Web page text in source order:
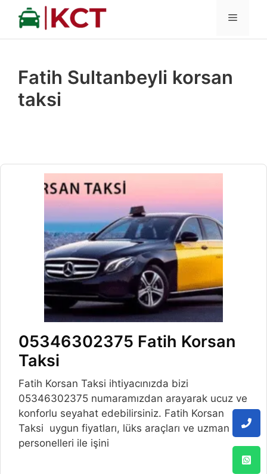
İçeriğe
MENÜ
Fatih Sultanbeyli korsan
taksi
05346302375 Fatih Korsan
Taksi
Fatih Korsan Taksi ihtiyacınızda bizi
05346302375 numaramızdan arayarak ucuz ve
konforlu seyahat edebilirsiniz. Fatih Korsan
Taksi uygun fiyatları, lüks araçları ve uzman
personelleri ile işini